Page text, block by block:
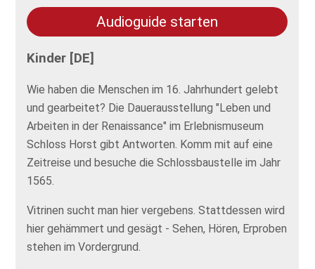
Audioguide starten
Kinder [DE]
Wie haben die Menschen im 16. Jahrhundert gelebt
und gearbeitet? Die Dauerausstellung "Leben und
Arbeiten in der Renaissance" im Erlebnismuseum
Schloss Horst gibt Antworten. Komm mit auf eine
Zeitreise und besuche die Schlossbaustelle im Jahr
1565.
Vitrinen sucht man hier vergebens. Stattdessen wird
hier gehämmert und gesägt - Sehen, Hören, Erproben
stehen im Vordergrund.